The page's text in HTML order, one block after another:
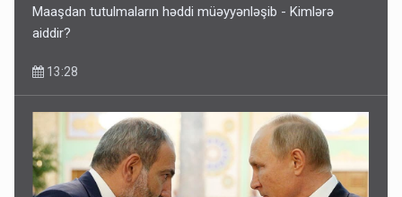
Maaşdan tutulmaların həddi müəyyənləşib - Kimlərə
aiddir?
13:28